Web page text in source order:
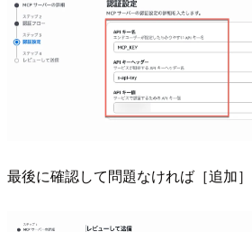
最後に確認して問題なければ［追加］